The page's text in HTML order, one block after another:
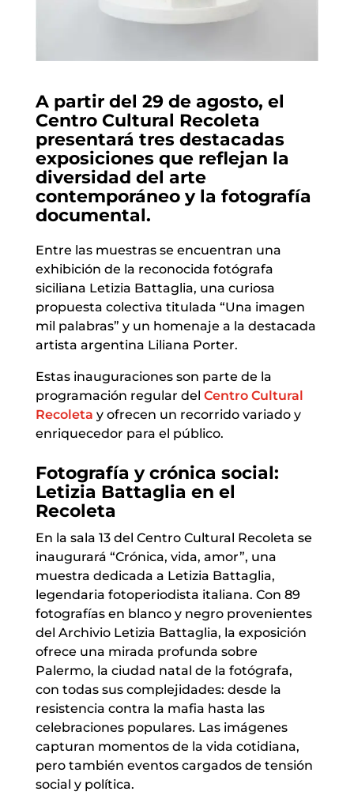
A partir del 29 de agosto, el
Centro Cultural Recoleta
presentará tres destacadas
exposiciones que reflejan la
diversidad del arte
contemporáneo y la fotografía
documental.
Entre las muestras se encuentran una
exhibición de la reconocida fotógrafa
siciliana Letizia Battaglia, una curiosa
propuesta colectiva titulada “Una imagen
mil palabras” y un homenaje a la destacada
artista argentina Liliana Porter.
Estas inauguraciones son parte de la
programación regular del Centro Cultural
Recoleta y ofrecen un recorrido variado y
enriquecedor para el público.
Fotografía y crónica social:
Letizia Battaglia en el
Recoleta
En la sala 13 del Centro Cultural Recoleta se
inaugurará “Crónica, vida, amor”, una
muestra dedicada a Letizia Battaglia,
legendaria fotoperiodista italiana. Con 89
fotografías en blanco y negro provenientes
del Archivio Letizia Battaglia, la exposición
ofrece una mirada profunda sobre
Palermo, la ciudad natal de la fotógrafa,
con todas sus complejidades: desde la
resistencia contra la mafia hasta las
celebraciones populares. Las imágenes
capturan momentos de la vida cotidiana,
pero también eventos cargados de tensión
social y política.